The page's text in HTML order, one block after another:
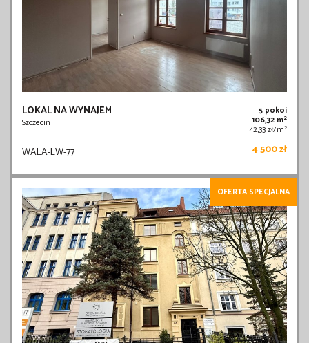
LOKAL NA WYNAJEM
Szczecin
5 pokoi
106,32 m2
42,33 zł/m2
WALA-LW-77 4 500 zł
OFERTA SPECJALNA